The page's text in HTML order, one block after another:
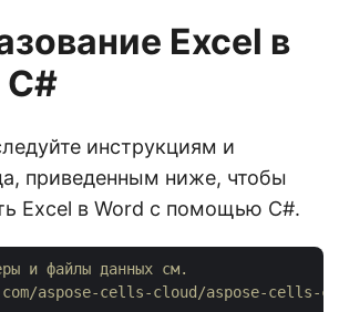
Excel в
C#
инструкциям и
приведенным ниже, чтобы
Excel в Word с помощью C#.
и файлы данных см.
aspose-cells-cloud/aspose-cells-